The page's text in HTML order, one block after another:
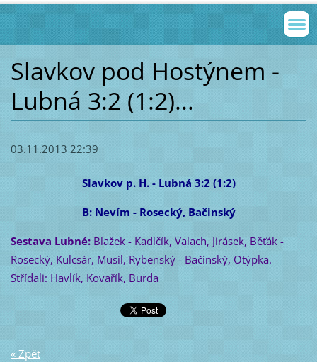
Slavkov pod Hostýnem -
Lubná 3:2 (1:2)...
03.11.2013 22:39
Slavkov p. H. - Lubná 3:2 (1:2)
B: Nevím - Rosecký, Bačinský
Sestava Lubné: Blažek - Kadlčík, Valach, Jirásek, Běťák -
Rosecký, Kulcsár, Musil, Rybenský - Bačinský, Otýpka.
Střídali: Havlík, Kovařík, Burda
« Zpět